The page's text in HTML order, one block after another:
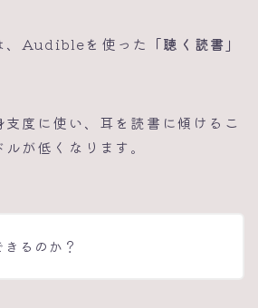
、Audibleを使った 「聴く読書」
度に使い、耳を読書に傾けるこ
が低くなります。
るのか？